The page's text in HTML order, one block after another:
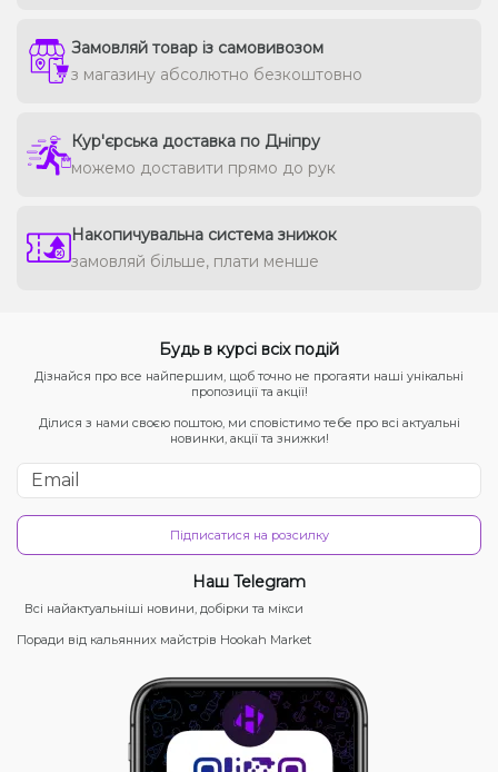
Замовляй товар із самовивозом
з магазину абсолютно безкоштовно
Кур'єрська доставка по Дніпру
можемо доставити прямо до рук
Накопичувальна система знижок
замовляй більше, плати менше
Будь в курсі всіх подій
Дізнайся про все найпершим, щоб точно не прогаяти наші унікальні
пропозиції та акції!
Ділися з нами своєю поштою, ми сповістимо тебе про всі актуальні
новинки, акції та знижки!
Підписатися на розсилку
Наш Telegram
Всі найактуальніші новини, добірки та мікси
Поради від кальянних майстрів Hookah Market